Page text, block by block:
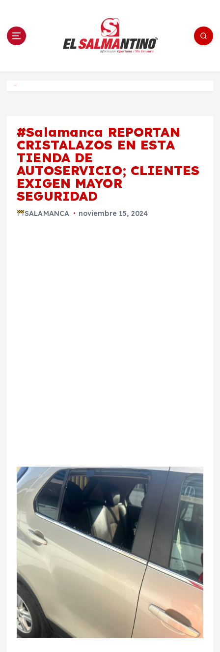
n El Salmantino - medios/noticias/editorial
#Salamanca REPORTAN
CRISTALAZOS EN ESTA
TIENDA DE
AUTOSERVICIO; CLIENTES
EXIGEN MAYOR
SEGURIDAD
SALAMANCA noviembre 15, 2024